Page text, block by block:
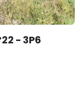
- 3P6